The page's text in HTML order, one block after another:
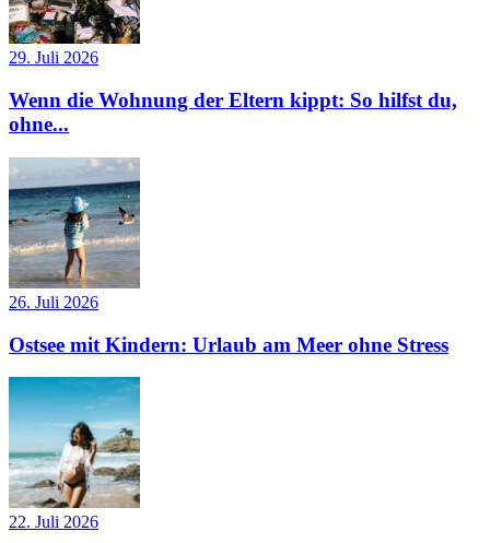
29. Juli 2026
Wenn die Wohnung der Eltern kippt: So hilfst du,
ohne...
26. Juli 2026
Ostsee mit Kindern: Urlaub am Meer ohne Stress
22. Juli 2026